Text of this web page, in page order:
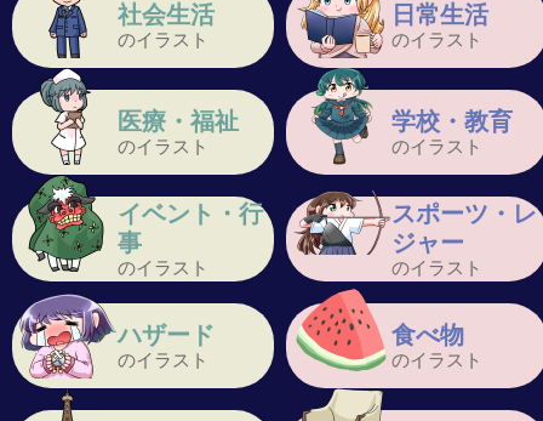
社会生活
のイラスト
日常生活
のイラスト
医療・福祉
のイラスト
学校・教育
のイラスト
イベント・行
事
のイラスト
スポーツ・レ
ジャー
のイラスト
ハザード
のイラスト
食べ物
のイラスト